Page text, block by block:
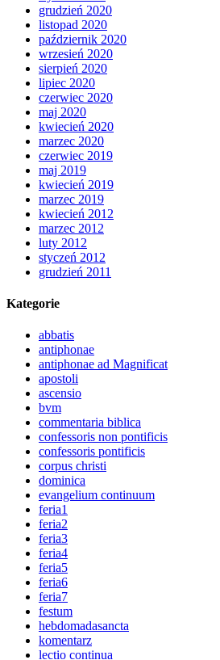
grudzień 2020
listopad 2020
październik 2020
wrzesień 2020
sierpień 2020
lipiec 2020
czerwiec 2020
maj 2020
kwiecień 2020
marzec 2020
czerwiec 2019
maj 2019
kwiecień 2019
marzec 2019
kwiecień 2012
marzec 2012
luty 2012
styczeń 2012
grudzień 2011
Kategorie
abbatis
antiphonae
antiphonae ad Magnificat
apostoli
ascensio
bvm
commentaria biblica
confessoris non pontificis
confessoris pontificis
corpus christi
dominica
evangelium continuum
feria1
feria2
feria3
feria4
feria5
feria6
feria7
festum
hebdomadasancta
komentarz
lectio continua